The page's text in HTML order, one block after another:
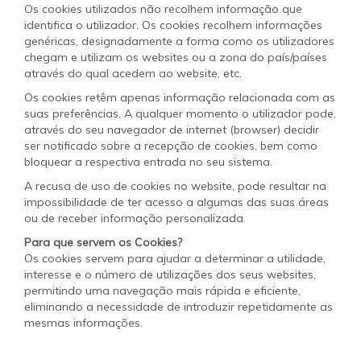
Os cookies utilizados não recolhem informação que
identifica o utilizador. Os cookies recolhem informações
genéricas, designadamente a forma como os utilizadores
chegam e utilizam os websites ou a zona do país/países
através do qual acedem ao website, etc.
Os cookies retêm apenas informação relacionada com as
suas preferências. A qualquer momento o utilizador pode,
através do seu navegador de internet (browser) decidir
ser notificado sobre a recepção de cookies, bem como
bloquear a respectiva entrada no seu sistema.
A recusa de uso de cookies no website, pode resultar na
impossibilidade de ter acesso a algumas das suas áreas
ou de receber informação personalizada.
Para que servem os Cookies?
Os cookies servem para ajudar a determinar a utilidade,
interesse e o número de utilizações dos seus websites,
permitindo uma navegação mais rápida e eficiente,
eliminando a necessidade de introduzir repetidamente as
mesmas informações.